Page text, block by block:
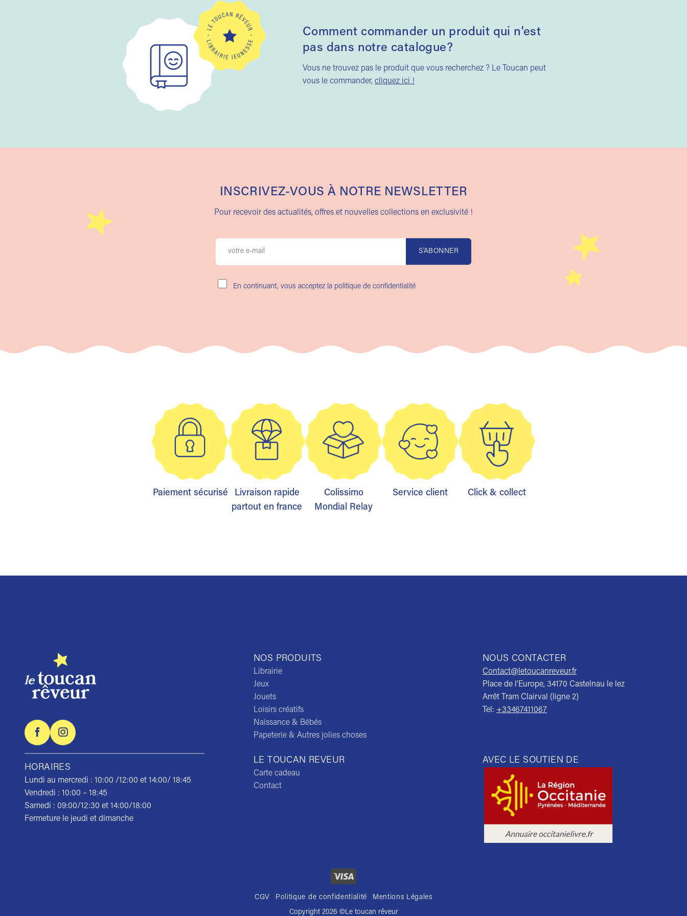
Comment commander un produit qui n'est
pas dans notre catalogue?
Vous ne trouvez pas le produit que vous recherchez ? Le Toucan peut
vous le commander, cliquez ici !
INSCRIVEZ-VOUS À NOTRE NEWSLETTER
Pour recevoir des actualités, offres et nouvelles collections en exclusivité !
En continuant, vous acceptez la politique de confidentialité
Paiement sécurisé
Livraison rapide
partout en france
Colissimo
Mondial Relay
Service client Click & collect
NOS PRODUITS
Librairie
Jeux
Jouets
Loisirs créatifs
Naissance & Bébés
Papeterie & Autres jolies choses
NOUS CONTACTER
Contact@letoucanreveur.fr
Place de l’Europe, 34170 Castelnau le lez
Arrêt Tram Clairval (ligne 2)
Tel: +33467411067
HORAIRES
Lundi au mercredi : 10:00 /12:00 et 14:00/ 18:45
Vendredi : 10:00 – 18:45
Samedi : 09:00/12:30 et 14:00/18:00
Fermeture le jeudi et dimanche
LE TOUCAN REVEUR
Carte cadeau
Contact
AVEC LE SOUTIEN DE
CGV Politique de confidentialité Mentions Légales
Copyright 2026 ©Le toucan rêveur